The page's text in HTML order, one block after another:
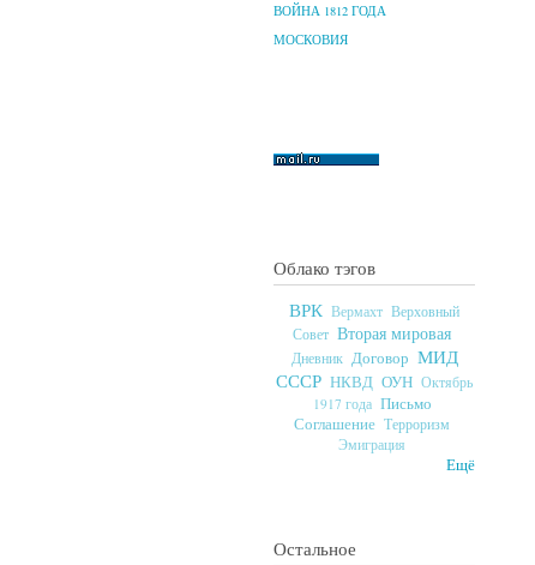
ВОЙНА 1812 ГОДА
МОСКОВИЯ
Облако тэгов
ВРК Вермахт Верховный
Совет Вторая мировая
Дневник Договор МИД
СССР НКВД ОУН Октябрь
1917 года Письмо
Соглашение Терроризм
Эмиграция
Ещё
Остальное